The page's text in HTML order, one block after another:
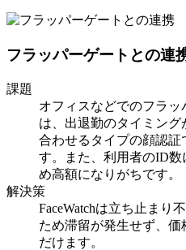
フラッパーゲートとの連
課題
オフィスなどでのフラ
は、出退勤のタイミン
合わせるタイプの顔認証
す。また、利用者のID
め高額になりがちです。
解決策
FaceWatchは立ち止まり
ため滞留が発生せず、
だけます。